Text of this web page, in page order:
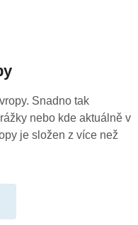
Snadno tak
nebo kde aktuálně v
je složen z více než